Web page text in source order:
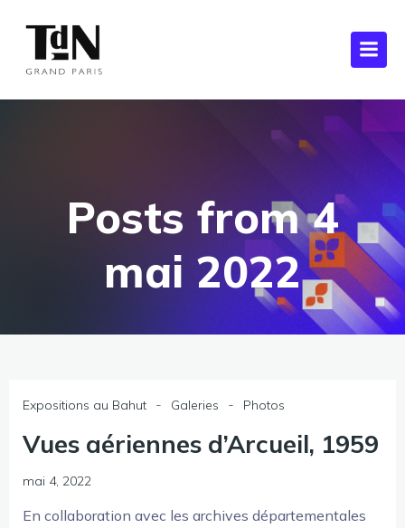
Posts from 4
mai 2022
Expositions au Bahut - Galeries - Photos
Vues aériennes d’Arcueil, 1959
mai 4, 2022
En collaboration avec les archives départementales